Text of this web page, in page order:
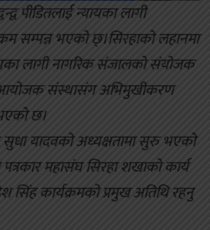
पीडितलाई न्यायका लागी
सम्पन्न भएको छ्।सिरहाको लहानमा
लागी नागरिक संजालको संयोजक
संस्थासंग अभिमुखीकरण
छ।
यादवको अध्यक्षतामा सुरु भएको
महासंघ सिरहा शखाको कार्य
सिंह कार्यक्रमको प्रमुख अतिथि रहनु